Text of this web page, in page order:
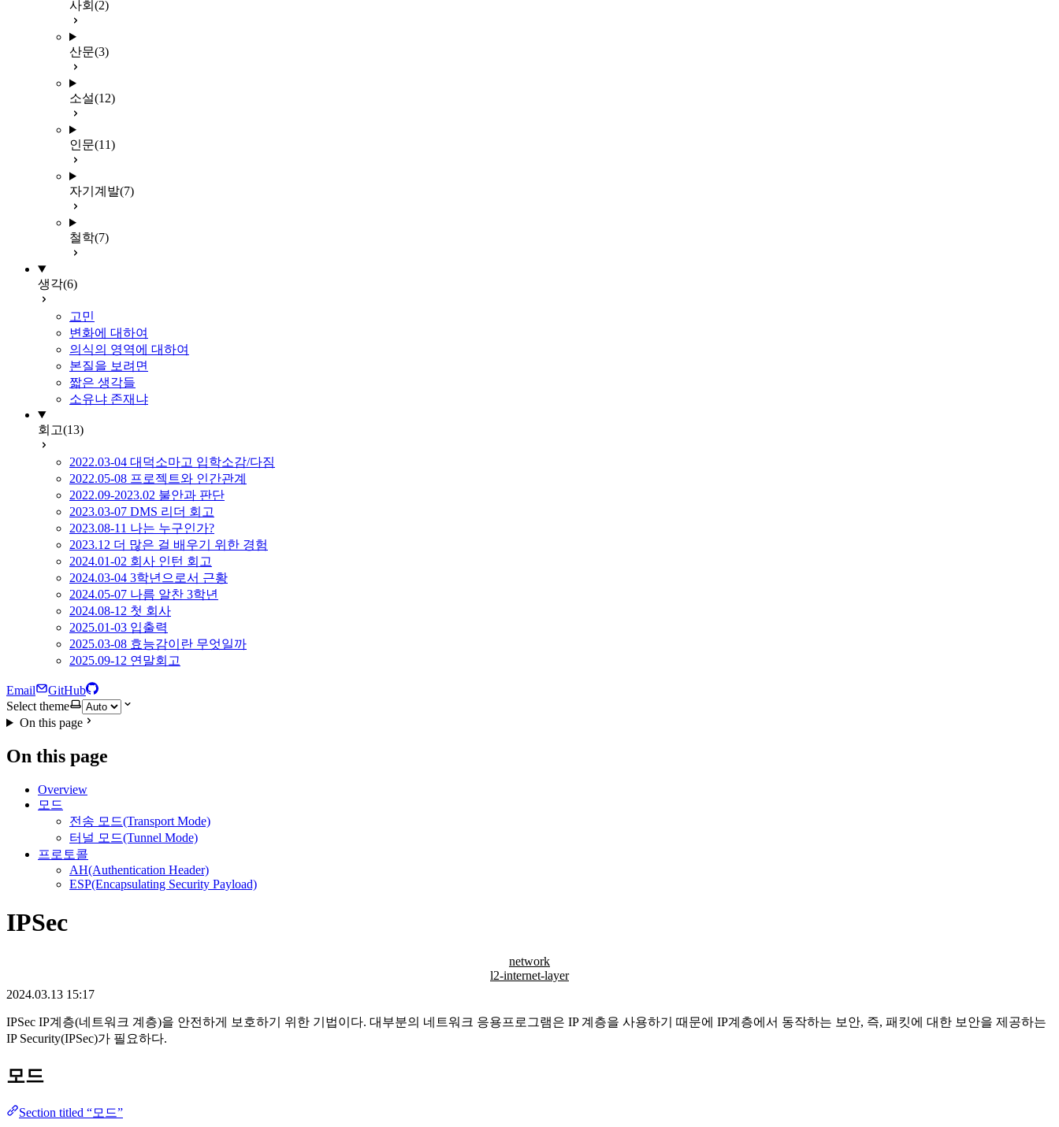
사회 (2)
산문(3)
소설(12)
인문(11)
자기계발(7)
철학(7)
생각(6)
고민
변화에 대하여
의식의 영역에 대하여
본질을 보려면
짧은 생각들
소유냐 존재냐
회고(13)
2022.03-04 대덕소마고 입학소감/다짐
2022.05-08 프로젝트와 인간관계
2022.09-2023.02 불안과 판단
2023.03-07 DMS 리더 회고
2023.08-11 나는 누구인가?
2023.12 더 많은 걸 배우기 위한 경험
2024.01-02 회사 인턴 회고
2024.03-04 3학년으로서 근황
2024.05-07 나름 알찬 3학년
2024.08-12 첫 회사
2025.01-03 입출력
2025.03-08 효능감이란 무엇일까
2025.09-12 연말회고
Email
GitHub
Select theme
On this page
On this page
Overview
모드
전송 모드(Transport Mode)
터널 모드(Tunnel Mode)
프로토콜
AH(Authentication Header)
ESP(Encapsulating Security Payload)
IPSec
network
l2-internet-layer
2024.03.13 15:17
IPSec IP계층(네트워크 계층)을 안전하게 보호하기 위한 기법이다. 대부분의 네트워크 응용프로그램은 IP 계층을 사용하기 때문에 IP계층에서 동작하는 보안, 즉, 패킷에 대한 보안을 제공하는
IP Security(IPSec)가 필요하다.
모드
Section titled “모드”